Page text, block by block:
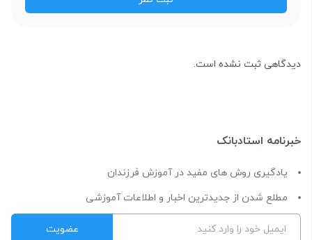
دیدگاهی ثبت نشده است.
خبرنامه استادبانک
یادگیری روش های مفید در آموزش فرزندان
مطلع شدن از جدیدترین اخبار و اطلاعات آموزشی